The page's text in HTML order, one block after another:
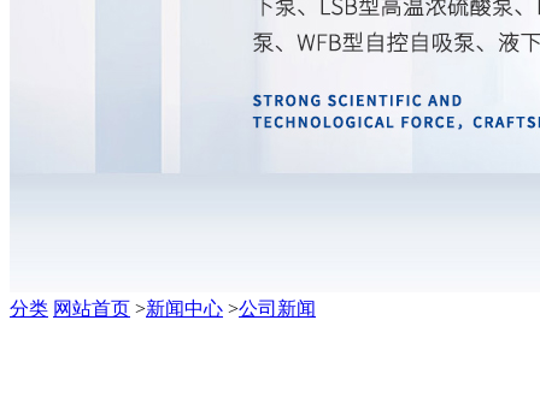
分类 网站首页 >新闻中心 >公司新闻